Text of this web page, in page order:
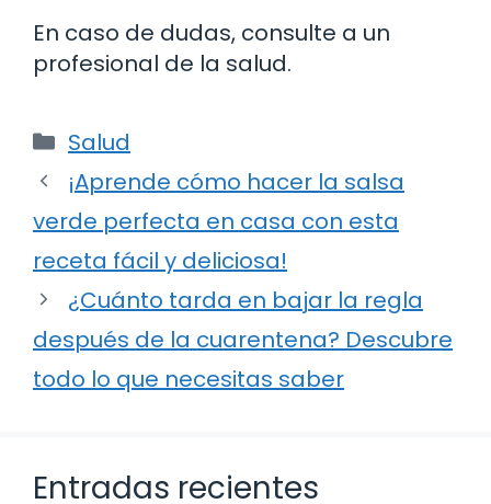
En caso de dudas, consulte a un
profesional de la salud.
Categorías
Salud
¡Aprende cómo hacer la salsa
verde perfecta en casa con esta
receta fácil y deliciosa!
¿Cuánto tarda en bajar la regla
después de la cuarentena? Descubre
todo lo que necesitas saber
Entradas recientes